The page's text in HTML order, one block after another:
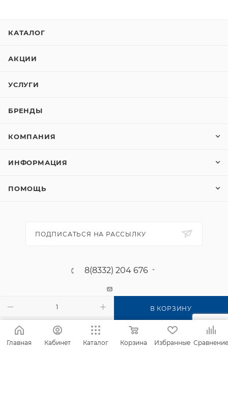
В КОРЗИНУ
КАТАЛОГ
АКЦИИ
УСЛУГИ
БРЕНДЫ
КОМПАНИЯ
ИНФОРМАЦИЯ
ПОМОЩЬ
ПОДПИСАТЬСЯ НА РАССЫЛКУ
8(8332) 204 676
г. Киров, п. Садаковский, ул.
Московская, 2б
Главная Кабинет Каталог Корзина Избранные Сравнение